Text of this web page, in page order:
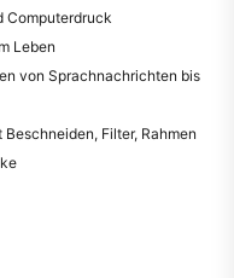
Computerdruck
Leben
von Sprachnachrichten bis
Filter, Rahmen